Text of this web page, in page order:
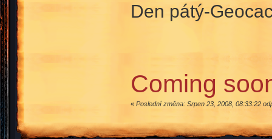
Den pátý-
Coming
« Poslední změna: Srpen 23, 2008, 08:33:22